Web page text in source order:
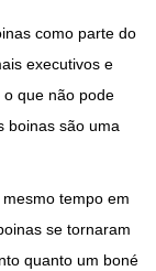
como parte do
executivos e
que não pode
boinas são uma
mesmo tempo em
se tornaram
quanto um boné